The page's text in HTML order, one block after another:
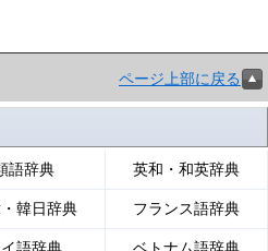
ページ上部に戻る
語辞典 英和・和英辞典
韓日辞典 フランス語辞典